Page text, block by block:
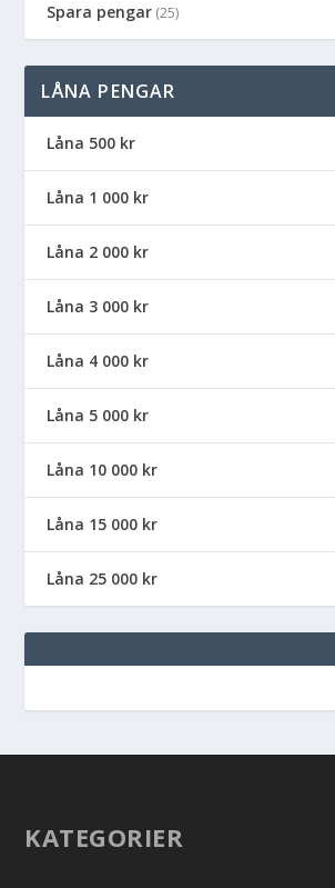
Spara pengar (25)
LÅNA PENGAR
Låna 500 kr
Låna 1 000 kr
Låna 2 000 kr
Låna 3 000 kr
Låna 4 000 kr
Låna 5 000 kr
Låna 10 000 kr
Låna 15 000 kr
Låna 25 000 kr
KATEGORIER